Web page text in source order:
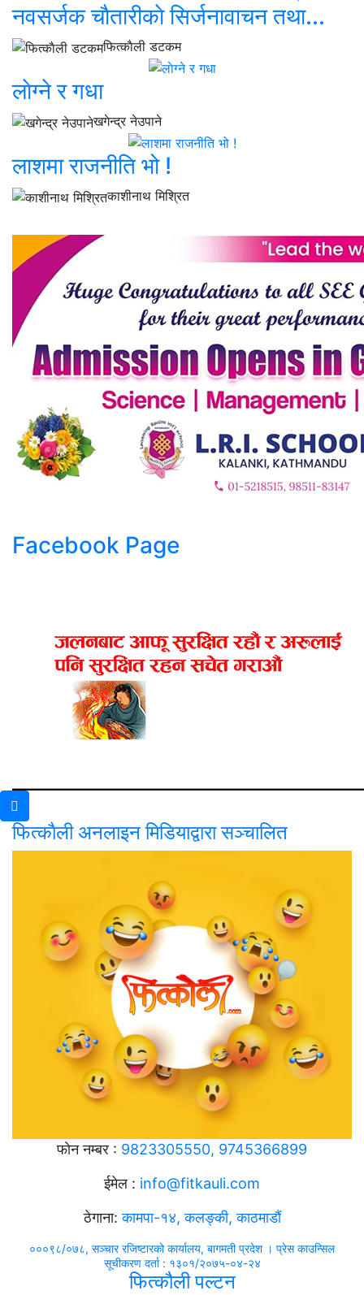
नवसर्जक चाैतारीकाे सिर्जनावाचन तथा...
फित्काैली डटकम
लाेग्ने र गधा
खगेन्द्र नेउपाने
लाशमा राजनीति भो !
काशीनाथ मिश्रित
Facebook Page
फित्काैली अनलाइन मिडियाद्वारा सञ्चालित
फाेन नम्बर : 9823305550, 9745366899
ईमेल : info@fitkauli.com
ठेगाना:कामपा-१४, कलङ्की, काठमाडाैं
०००९८/०७८, सञ्चार रजिष्टारको कार्यालय, बागमती प्रदेश । प्रेस काउन्सिल
सूचीकरण दर्ता : १३०१/२०७५-०४-२४
फित्कौली पल्टन